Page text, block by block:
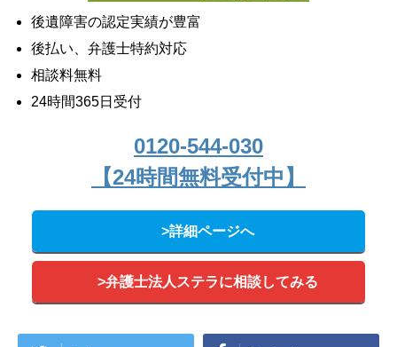
後遺障害の認定実績が豊富
後払い、弁護士特約対応
相談料無料
24時間365日受付
0120-544-030
【24時間無料受付中】
>詳細ページへ
>弁護士法人ステラに相談してみる